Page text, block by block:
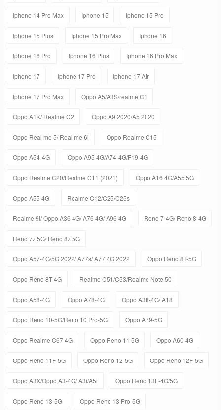
Iphone 14 Pro Max Iphone 15 Iphone 15 Pro
Iphone 15 Plus Iphone 15 Pro Max Iphone 16
Iphone 16 Pro Iphone 16 Plus Iphone 16 Pro Max
Iphone 17 Iphone 17 Pro Iphone 17 Air
Iphone 17 Pro Max Oppo A5/A3S/realme C1
Oppo A1K/ Realme C2 Oppo A9 2020/A5 2020
Oppo Real me 5/ Real me 6i Oppo Realme C15
Oppo A54-4G Oppo A95 4G/A74-4G/F19-4G
Oppo Realme C20/Realme C11 (2021) Oppo A16 4G/A55 5G
Oppo A55 4G Realme C12/C25/C25s
Realme 9i/ Oppo A36 4G/ A76 4G/ A96 4G Reno 7-4G/ Reno 8-4G
Reno 7z 5G/ Reno 8z 5G
Oppo A57-4G/5G 2022/ A77s/ A77 4G 2022 Oppo Reno 8T-5G
Oppo Reno 8T-4G Realme C51/C53/Realme Note 50
Oppo A58-4G Oppo A78-4G Oppo A38-4G/ A18
Oppo Reno 10-5G/Reno 10 Pro-5G Oppo A79-5G
Oppo Realme C67 4G Oppo Reno 11 5G Oppo A60-4G
Oppo Reno 11F-5G Oppo Reno 12-5G Oppo Reno 12F-5G
Oppo A3X/Oppo A3-4G/ A3i/A5i Oppo Reno 13F-4G/5G
Oppo Reno 13-5G Oppo Reno 13 Pro-5G